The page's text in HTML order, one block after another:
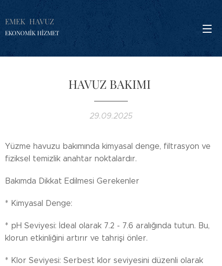
EMEK HAVUZ
EKONOMİK HİZMET
HAVUZ BAKIMI
29.09.2025
Yüzme havuzu bakımında kimyasal denge, filtrasyon ve
fiziksel temizlik anahtar noktalardır.
Bakımda Dikkat Edilmesi Gerekenler
* Kimyasal Denge:
* pH Seviyesi: İdeal olarak 7.2 - 7.6 aralığında tutun. Bu,
klorun etkinliğini artırır ve tahrişi önler.
* Klor Seviyesi: Serbest klor seviyesini düzenli olarak